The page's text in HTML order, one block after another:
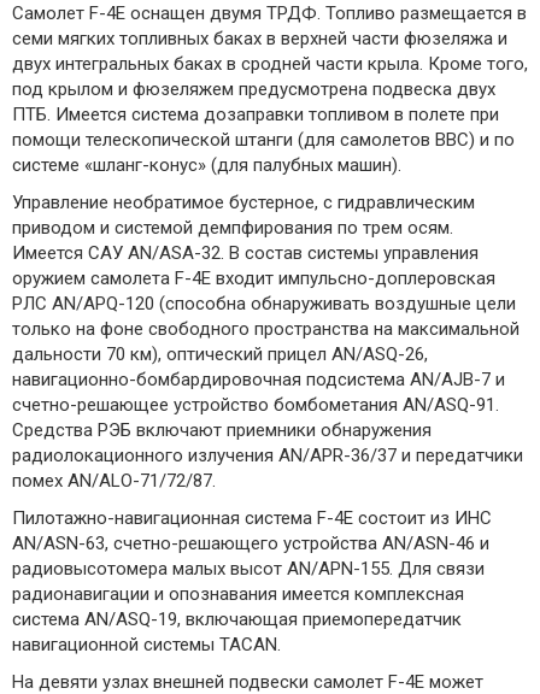
Самолет F-4E оснащен двумя ТРДФ. Топливо размещается в
семи мягких топливных баках в верхней части фюзеляжа и
двух интегральных баках в сродней части крыла. Кроме того,
под крылом и фюзеляжем предусмотрена подвеска двух
ПТБ. Имеется система дозаправки топливом в полете при
помощи телескопической штанги (для самолетов ВВС) и по
системе «шланг-конус» (для палубных машин).
Управление необратимое бустерное, с гидравлическим
приводом и системой демпфирования по трем осям.
Имеется САУ AN/ASA-32. В состав системы управления
оружием самолета F-4E входит импульсно-доплеровская
РЛС AN/APQ-120 (способна обнаруживать воздушные цели
только на фоне свободного пространства на максимальной
дальности 70 км), оптический прицел AN/ASQ-26,
навигационно-бомбардировочная подсистема AN/AJB-7 и
счетно-решающее устройство бомбометания AN/ASQ-91.
Средства РЭБ включают приемники обнаружения
радиолокационного излучения AN/APR-36/37 и передатчики
помех AN/ALO-71/72/87.
Пилотажно-навигационная система F-4E состоит из ИНС
AN/ASN-63, счетно-решающего устройства AN/ASN-46 и
радиовысотомера малых высот AN/APN-155. Для связи
радионавигации и опознавания имеется комплексная
система AN/ASQ-19, включающая приемопередатчик
навигационной системы TACAN.
На девяти узлах внешней подвески самолет F-4E может